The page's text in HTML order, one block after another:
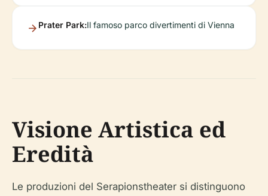
Prater Park:Il famoso parco divertimenti di Vienna
Visione Artistica ed
Eredità
Le produzioni del Serapionstheater si distinguono